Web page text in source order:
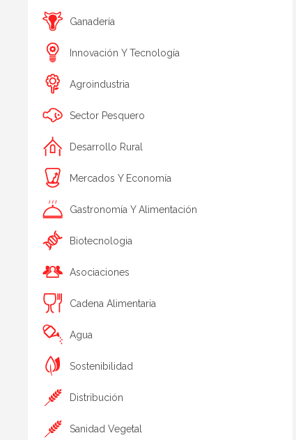
Ganadería
Innovación Y Tecnología
Agroindustria
Sector Pesquero
Desarrollo Rural
Mercados Y Economía
Gastronomía Y Alimentación
Biotecnologia
Asociaciones
Cadena Alimentaria
Agua
Sostenibilidad
Distribución
Sanidad Vegetal